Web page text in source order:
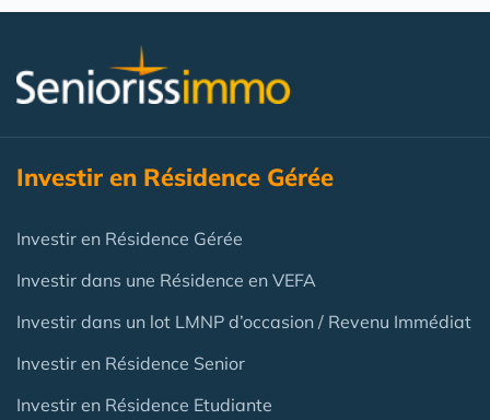
Investir en Résidence Gérée
Investir en Résidence Gérée
Investir dans une Résidence en VEFA
Investir dans un lot LMNP d’occasion / Revenu Immédiat
Investir en Résidence Senior
Investir en Résidence Etudiante